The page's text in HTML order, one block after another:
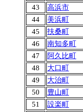
43
高浜市
44
美浜町
45
扶桑町
46
南知多町
47
阿久比町
48
大口町
49
大治町
50
豊山町
51
設楽町